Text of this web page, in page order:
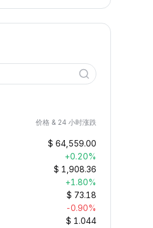
价格 & 24 小时涨跌
$ 64,559.00
+0.20%
$ 1,908.36
+1.80%
$ 73.18
-0.90%
$ 1.044